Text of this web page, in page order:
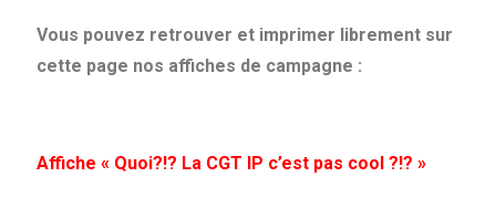
Vous pouvez retrouver et imprimer librement sur
cette page nos affiches de campagne :
Affiche « Quoi?!? La CGT IP c’est pas cool ?!? »